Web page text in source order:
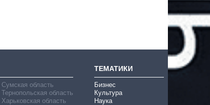
Сумская область
Тернопольская область
Харьковская область
ТЕМАТИКИ
Бизнес
Культура
Наука